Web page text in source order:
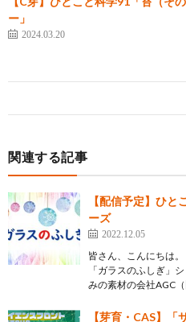
ー」
2024.03.20
関連する記事
【配信予定】ひと
ーズ
2022.12.05
皆さん、こんにちは
「ガラスのふしぎ」
みの素材の会社AGC
【芽育・CAS】